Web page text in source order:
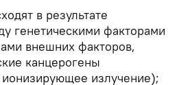
в результате
генетическими факторами
внешних факторов,
канцерогены
излучение);